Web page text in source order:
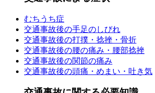
むちうち症
交通事故後の手足のしびれ
交通事故後の打撲・捻挫・骨折
交通事故後の腰の痛み・腰部捻挫
交通事故後の関節の痛み
交通事故後の頭痛・めまい・吐き気